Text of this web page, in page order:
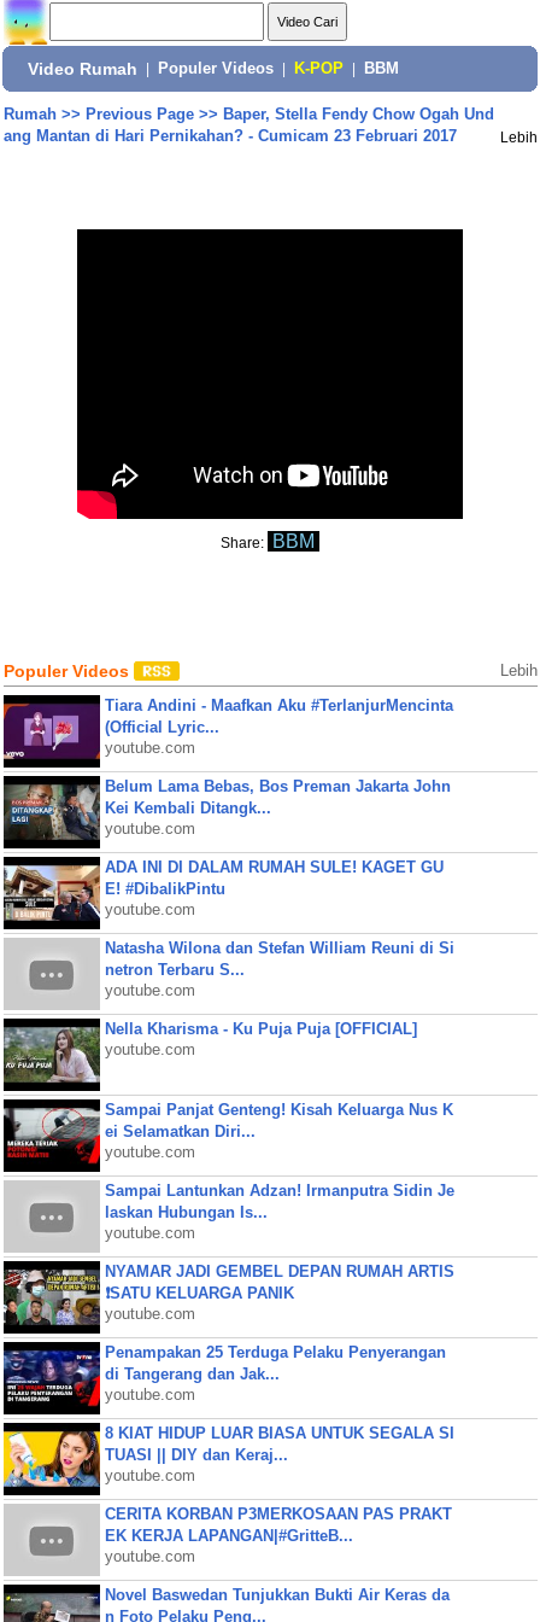
Video Rumah Populer Videos K-POP BBM
Rumah>> Previous Page>> Baper, Stella Fendy Chow Ogah Und
ang Mantan di Hari Pernikahan? - Cumicam 23 Februari 2017
Lebih
Share: BBM
Populer Videos Lebih
Tiara Andini - Maafkan Aku #TerlanjurMencinta
(Official Lyric...
youtube.com
Belum Lama Bebas, Bos Preman Jakarta John
Kei Kembali Ditangk...
youtube.com
ADA INI DI DALAM RUMAH SULE! KAGET GU
E! #DibalikPintu
youtube.com
Natasha Wilona dan Stefan William Reuni di Si
netron Terbaru S...
youtube.com
Nella Kharisma - Ku Puja Puja [OFFICIAL]
youtube.com
Sampai Panjat Genteng! Kisah Keluarga Nus K
ei Selamatkan Diri...
youtube.com
Sampai Lantunkan Adzan! Irmanputra Sidin Je
laskan Hubungan Is...
youtube.com
NYAMAR JADI GEMBEL DEPAN RUMAH ARTIS
❗SATU KELUARGA PANIK
youtube.com
Penampakan 25 Terduga Pelaku Penyerangan
di Tangerang dan Jak...
youtube.com
8 KIAT HIDUP LUAR BIASA UNTUK SEGALA SI
TUASI || DIY dan Keraj...
youtube.com
CERITA KORBAN P3MERKOSAAN PAS PRAKT
EK KERJA LAPANGAN|#GritteB...
youtube.com
Novel Baswedan Tunjukkan Bukti Air Keras da
n Foto Pelaku Peng...